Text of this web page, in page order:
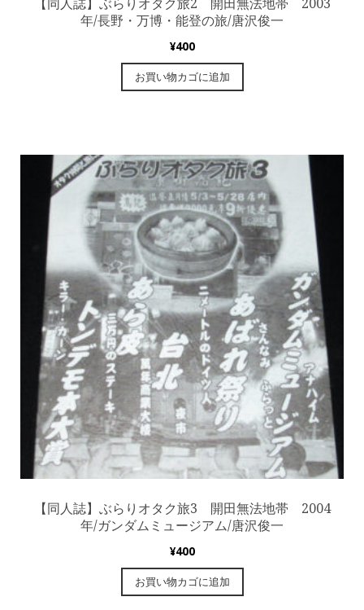
【同人誌】ぶらりオタク旅2 開田無法地帯 2003
年/長野・万博・能登の旅/唐沢俊一
¥400
お買い物カゴに追加
【同人誌】ぶらりオタク旅3 開田無法地帯 2004
年/ガンダムミュージアム/唐沢俊一
¥400
お買い物カゴに追加